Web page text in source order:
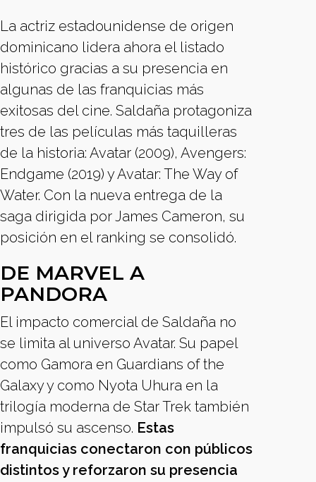
La actriz estadounidense de origen
dominicano lidera ahora el listado
histórico gracias a su presencia en
algunas de las franquicias más
exitosas del cine. Saldaña protagoniza
tres de las películas más taquilleras
de la historia: Avatar (2009), Avengers:
Endgame (2019) y Avatar: The Way of
Water. Con la nueva entrega de la
saga dirigida por James Cameron, su
posición en el ranking se consolidó.
DE MARVEL A
PANDORA
El impacto comercial de Saldaña no
se limita al universo Avatar. Su papel
como Gamora en Guardians of the
Galaxy y como Nyota Uhura en la
trilogía moderna de Star Trek también
impulsó su ascenso. Estas
franquicias conectaron con públicos
distintos y reforzaron su presencia